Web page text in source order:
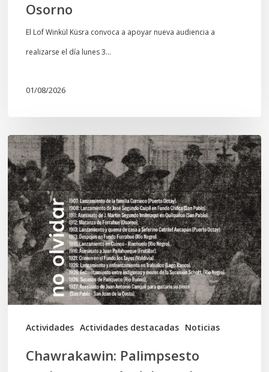
Osorno
El Lof Winkül Küsra convoca a apoyar nueva audiencia a
realizarse el día lunes 3…
01/08/2026
Actividades Actividades destacadas Noticias
Chawrakawin:
Palimpsesto
explora
a
través
del
arte
las
tensiones
documentales
Chawrakawin: Palimpsesto